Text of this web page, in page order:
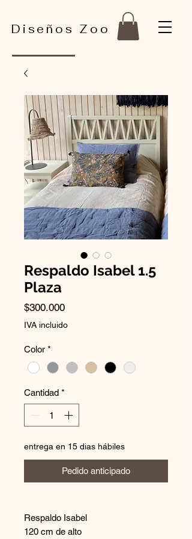
Diseños Zoo
Respaldo Isabel 1.5
Plaza
$300.000Precio
IVA incluido
Color *
Cantidad *
entrega en 15 dias hábiles
Pedido anticipado
Respaldo Isabel
120 cm de alto